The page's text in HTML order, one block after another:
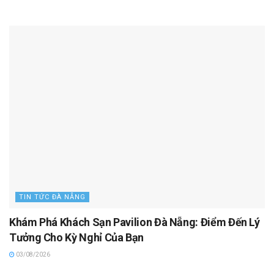
TIN TỨC ĐÀ NẴNG
Khám Phá Khách Sạn Pavilion Đà Nẵng: Điểm Đến Lý
Tưởng Cho Kỳ Nghỉ Của Bạn
03/08/2026